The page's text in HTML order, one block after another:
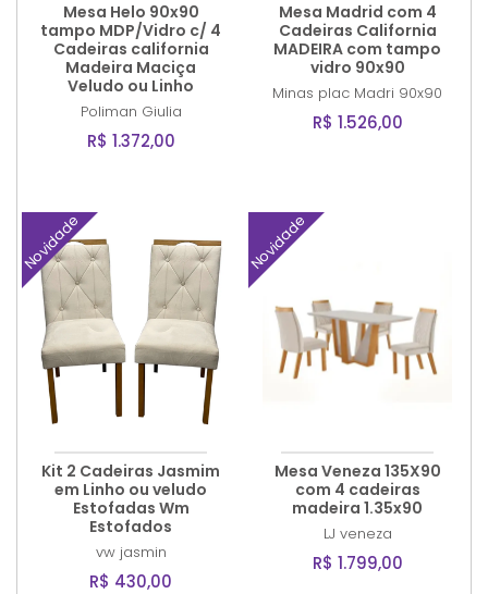
Mesa Helo 90x90
tampo MDP/Vidro c/ 4
Cadeiras california
Madeira Maciça
Veludo ou Linho
Poliman Giulia
R$ 1.372,00
Mesa Madrid com 4
Cadeiras California
MADEIRA com tampo
vidro 90x90
Minas plac Madri 90x90
R$ 1.526,00
Novidade
Kit 2 Cadeiras Jasmim
em Linho ou veludo
Estofadas Wm
Estofados
vw jasmin
R$ 430,00
Novidade
Mesa Veneza 135X90
com 4 cadeiras
madeira 1.35x90
LJ veneza
R$ 1.799,00